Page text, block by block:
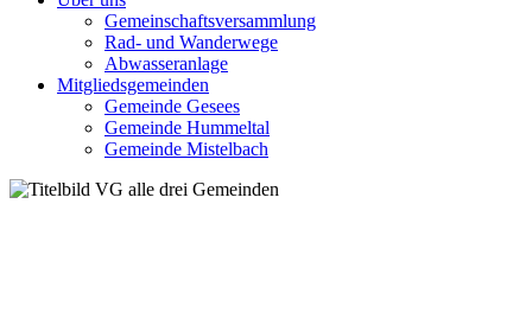
Gemeinschaftsversammlung
Rad- und Wanderwege
Abwasseranlage
Mitgliedsgemeinden
Gemeinde Gesees
Gemeinde Hummeltal
Gemeinde Mistelbach